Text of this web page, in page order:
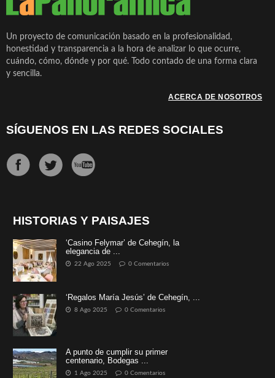
Un proyecto de comunicación basado en la profesionalidad,
honestidad y transparencia a la hora de analizar lo que ocurre,
cuándo, cómo, dónde y por qué. Todo contado de una forma clara
y sencilla.
ACERCA DE NOSOTROS
SÍGUENOS EN LAS REDES SOCIALES
HISTORIAS Y PAISAJES
‘Casino Felymar’ de Cehegín, la
elegancia de ...
22 Ago 2025 0 Comentarios
‘Regalos María Jesús’ de Cehegín, ...
8 Ago 2025 0 Comentarios
A punto de cumplir su primer
centenario, Bodegas ...
1 Ago 2025 0 Comentarios